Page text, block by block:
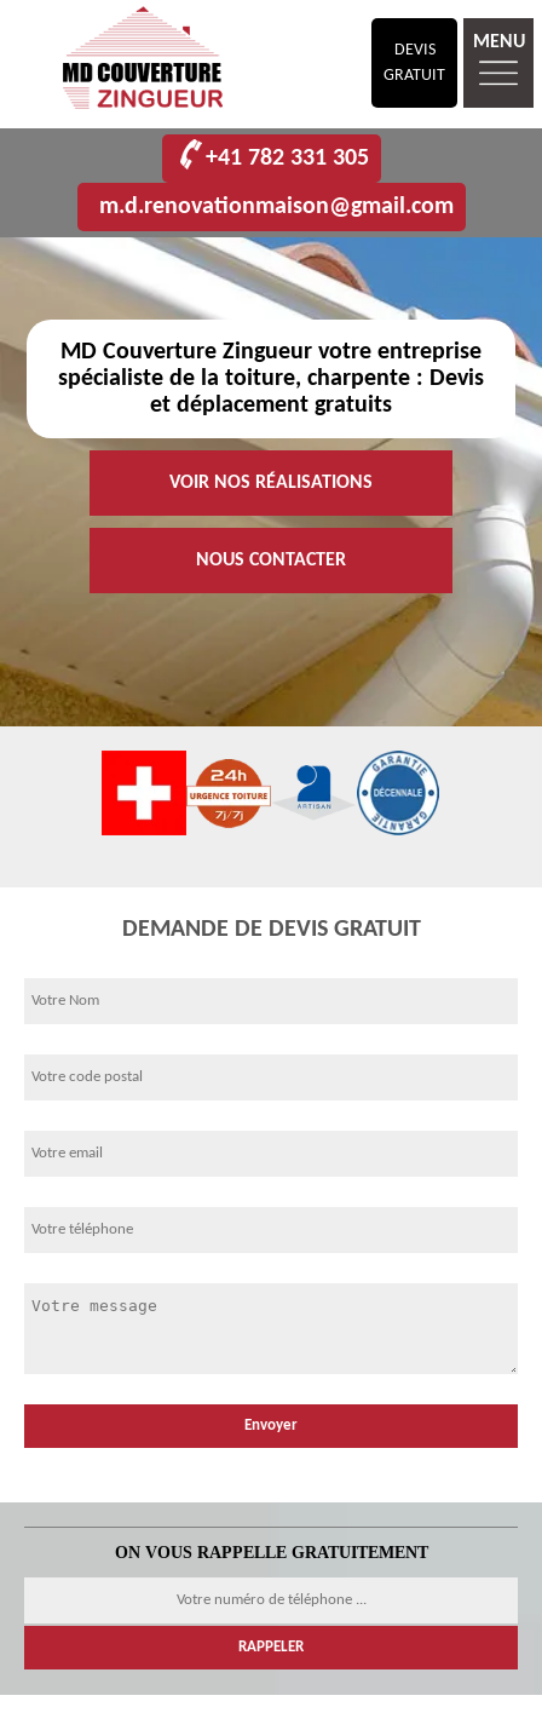
DEVIS
GRATUIT
MENU
+41 782 331 305
m.d.renovationmaison@gmail.com
MD Couverture Zingueur votre entreprise
spécialiste de la toiture, charpente : Devis
et déplacement gratuits
VOIR NOS RÉALISATIONS
NOUS CONTACTER
DEMANDE DE DEVIS GRATUIT
ON VOUS RAPPELLE GRATUITEMENT